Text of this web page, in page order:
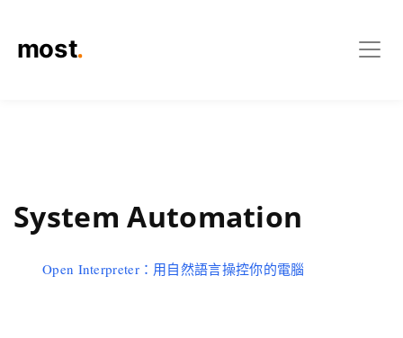
System Automation
Open Interpreter：用自然語言操控你的電腦